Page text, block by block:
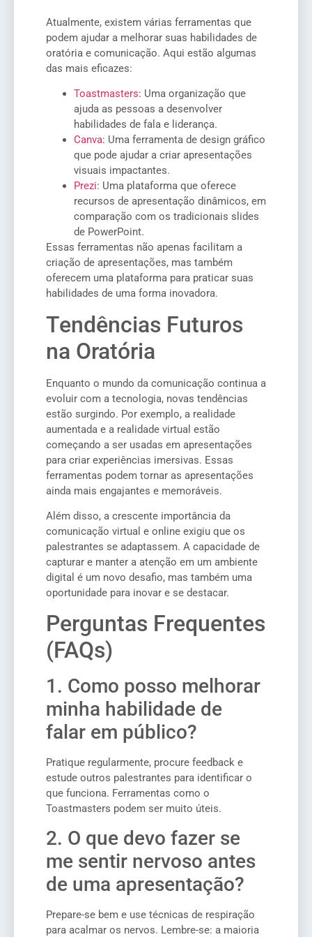
Atualmente, existem várias ferramentas que
podem ajudar a melhorar suas habilidades de
oratória e comunicação. Aqui estão algumas
das mais eficazes:
Toastmasters: Uma organização que
ajuda as pessoas a desenvolver
habilidades de fala e liderança.
Canva: Uma ferramenta de design gráfico
que pode ajudar a criar apresentações
visuais impactantes.
Prezi: Uma plataforma que oferece
recursos de apresentação dinâmicos, em
comparação com os tradicionais slides
de PowerPoint.
Essas ferramentas não apenas facilitam a
criação de apresentações, mas também
oferecem uma plataforma para praticar suas
habilidades de uma forma inovadora.
Tendências Futuros
na Oratória
Enquanto o mundo da comunicação continua a
evoluir com a tecnologia, novas tendências
estão surgindo. Por exemplo, a realidade
aumentada e a realidade virtual estão
começando a ser usadas em apresentações
para criar experiências imersivas. Essas
ferramentas podem tornar as apresentações
ainda mais engajantes e memoráveis.
Além disso, a crescente importância da
comunicação virtual e online exigiu que os
palestrantes se adaptassem. A capacidade de
capturar e manter a atenção em um ambiente
digital é um novo desafio, mas também uma
oportunidade para inovar e se destacar.
Perguntas Frequentes
(FAQs)
1. Como posso melhorar
minha habilidade de
falar em público?
Pratique regularmente, procure feedback e
estude outros palestrantes para identificar o
que funciona. Ferramentas como o
Toastmasters podem ser muito úteis.
2. O que devo fazer se
me sentir nervoso antes
de uma apresentação?
Prepare-se bem e use técnicas de respiração
para acalmar os nervos. Lembre-se: a maioria